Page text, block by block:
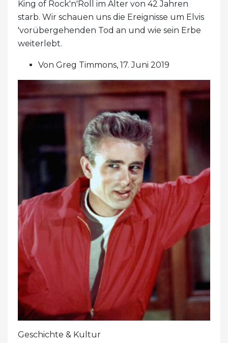
King of Rock'n'Roll im Alter von 42 Jahren
starb. Wir schauen uns die Ereignisse um Elvis
'vorübergehenden Tod an und wie sein Erbe
weiterlebt.
Von Greg Timmons, 17. Juni 2019
Geschichte & Kultur